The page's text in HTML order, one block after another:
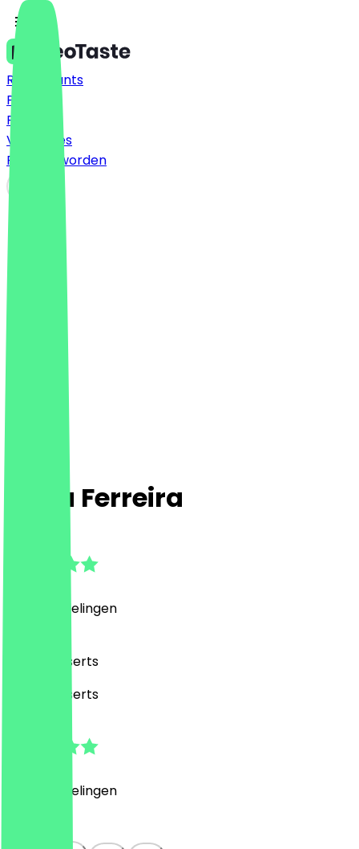
Restaurants
Prijzen
FAQ
Vacatures
Partner worden
Casa Ferreira
Beoordelingen
Café, Desserts
Café, Desserts
Beoordelingen